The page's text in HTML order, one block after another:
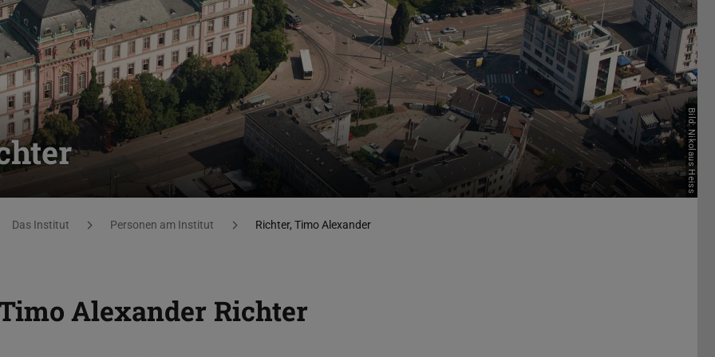
Bild: Nikolaus Heiss
Das Institut Personen am Institut Richter, Timo Alexander
Alexander Richter